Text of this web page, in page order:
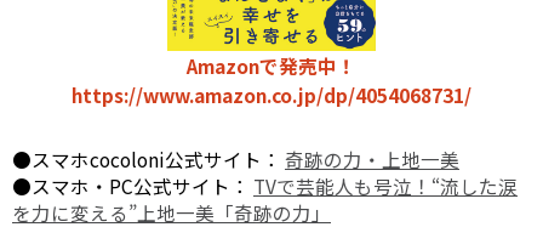
Amazonで発売中！
https://www.amazon.co.jp/dp/4054068731/
●スマホcocoloni公式サイト： 奇跡の力・上地一美
●スマホ・PC公式サイト： TVで芸能人も号泣！“流した涙
を力に変える”上地一美「奇跡の力」